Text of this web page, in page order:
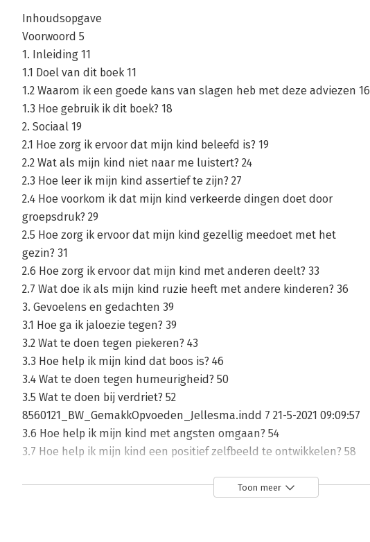
Inhoudsopgave
Voorwoord 5
1. Inleiding 11
1.1 Doel van dit boek 11
1.2 Waarom ik een goede kans van slagen heb met deze adviezen 16
1.3 Hoe gebruik ik dit boek? 18
2. Sociaal 19
2.1 Hoe zorg ik ervoor dat mijn kind beleefd is? 19
2.2 Wat als mijn kind niet naar me luistert? 24
2.3 Hoe leer ik mijn kind assertief te zijn? 27
2.4 Hoe voorkom ik dat mijn kind verkeerde dingen doet door
groepsdruk? 29
2.5 Hoe zorg ik ervoor dat mijn kind gezellig meedoet met het
gezin? 31
2.6 Hoe zorg ik ervoor dat mijn kind met anderen deelt? 33
2.7 Wat doe ik als mijn kind ruzie heeft met andere kinderen? 36
3. Gevoelens en gedachten 39
3.1 Hoe ga ik jaloezie tegen? 39
3.2 Wat te doen tegen piekeren? 43
3.3 Hoe help ik mijn kind dat boos is? 46
3.4 Wat te doen tegen humeurigheid? 50
3.5 Wat te doen bij verdriet? 52
8560121_BW_GemakkOpvoeden_Jellesma.indd 7 21-5-2021 09:09:57
3.6 Hoe help ik mijn kind met angsten omgaan? 54
3.7 Hoe help ik mijn kind een positief zelfbeeld te ontwikkelen? 58
4.1 Hoe zorg ik voor goed contact met de school? 61
Toon meer